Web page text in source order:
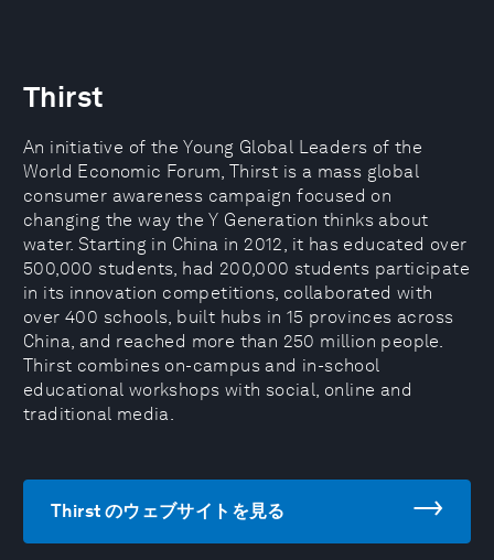
Thirst
An initiative of the Young Global Leaders of the
World Economic Forum, Thirst is a mass global
consumer awareness campaign focused on
changing the way the Y Generation thinks about
water. Starting in China in 2012, it has educated over
500,000 students, had 200,000 students participate
in its innovation competitions, collaborated with
over 400 schools, built hubs in 15 provinces across
China, and reached more than 250 million people.
Thirst combines on-campus and in-school
educational workshops with social, online and
traditional media.
Thirst のウェブサイトを見る